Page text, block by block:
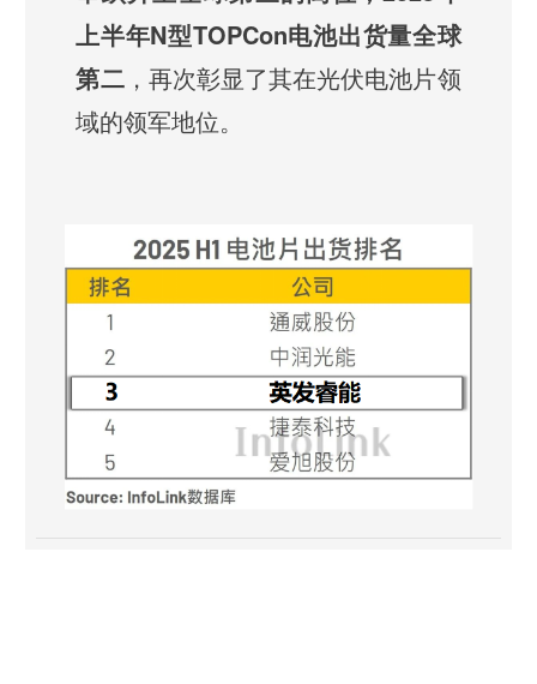
上半年N型TOPCon电池出货量全球
第二，再次彰显了其在光伏电池片领
域的领军地位。